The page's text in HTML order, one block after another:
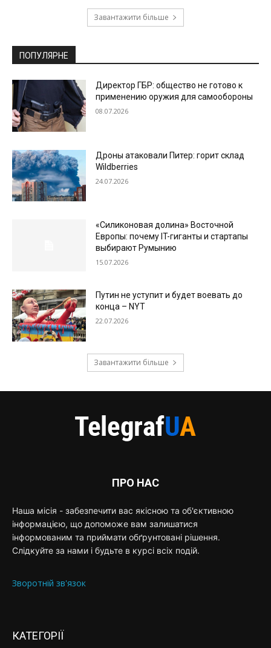
Завантажити більше
ПОПУЛЯРНЕ
Директор ГБР: общество не готово к
применению оружия для самообороны
08.07.2026
Дроны атаковали Питер: горит склад
Wildberries
24.07.2026
«Силиконовая долина» Восточной
Европы: почему IT-гиганты и стартапы
выбирают Румынию
15.07.2026
Путин не уступит и будет воевать до
конца – NYT
22.07.2026
Завантажити більше
ПРО НАС
Наша місія - забезпечити вас якісною та об'єктивною
інформацією, що допоможе вам залишатися
інформованим та приймати обґрунтовані рішення.
Слідкуйте за нами і будьте в курсі всіх подій.
Зворотній зв'язок
КАТЕГОРІЇ